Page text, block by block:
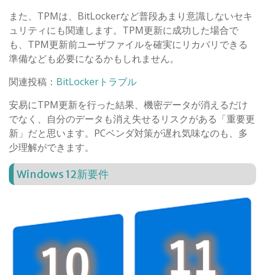
また、TPMは、BitLockerなど普段あまり意識しないセキ
ュリティにも関連します。TPM更新に成功した場合で
も、TPM更新前ユーザファイルを確実にリカバリできる
準備なども必要になるかもしれません。
関連投稿： BitLockerトラブル
安易にTPM更新を行った結果、機密データが消えるだけ
でなく、自分のデータも消え失せるリスクがある「重要更
新」だと思います。PCベンダ対策が遅れ気味なのも、多
少理解ができます。
Windows 12新要件